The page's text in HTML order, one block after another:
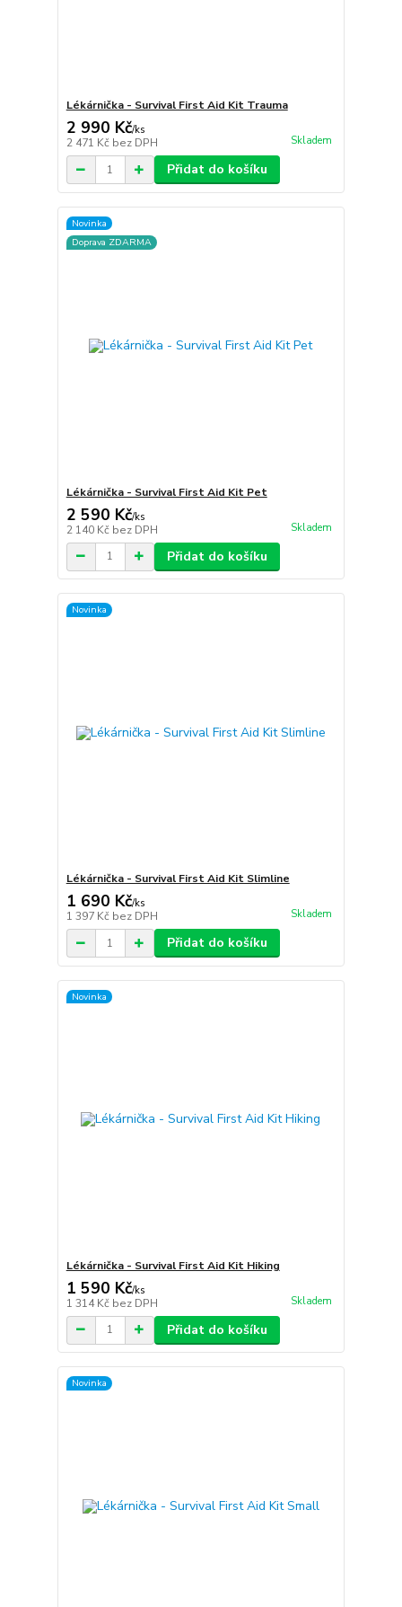
Lékárnička - Survival First Aid Kit Trauma
2 990 Kč/ks
2 471 Kč bez DPH Skladem
Přidat do košíku
Novinka
Doprava ZDARMA
Lékárnička - Survival First Aid Kit Pet
2 590 Kč/ks
2 140 Kč bez DPH Skladem
Přidat do košíku
Novinka
Lékárnička - Survival First Aid Kit Slimline
1 690 Kč/ks
1 397 Kč bez DPH Skladem
Přidat do košíku
Novinka
Lékárnička - Survival First Aid Kit Hiking
1 590 Kč/ks
1 314 Kč bez DPH Skladem
Přidat do košíku
Novinka